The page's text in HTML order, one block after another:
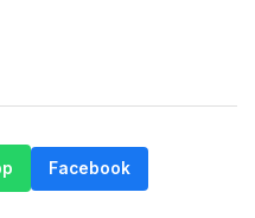
Facebook